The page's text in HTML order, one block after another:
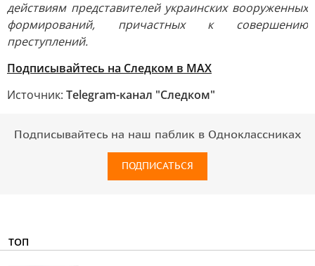
действиям представителей украинских вооруженных
формирований, причастных к совершению
преступлений.
Подписывайтесь на Следком в MAX
Источник: Telegram-канал "Следком"
Подписывайтесь на наш паблик в Одноклассниках
ПОДПИСАТЬСЯ
ТОП